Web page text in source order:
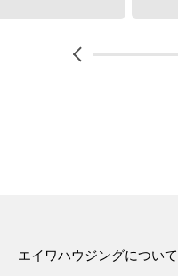
せる全24区画の街！
なアクセスと生活施
です。
エイワハウジングについて